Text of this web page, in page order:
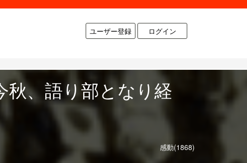
ユーザー登録 ログイン
秋、語り部となり経
感動(1868)